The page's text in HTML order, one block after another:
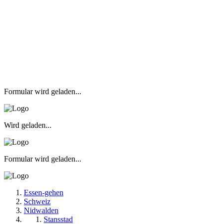
Formular wird geladen...
Wird geladen...
Formular wird geladen...
Essen-gehen
Schweiz
Nidwalden
Stansstad